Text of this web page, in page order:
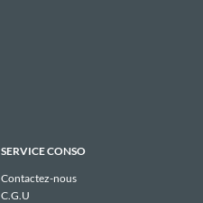
SERVICE CONSO
Contactez-nous
C.G.U